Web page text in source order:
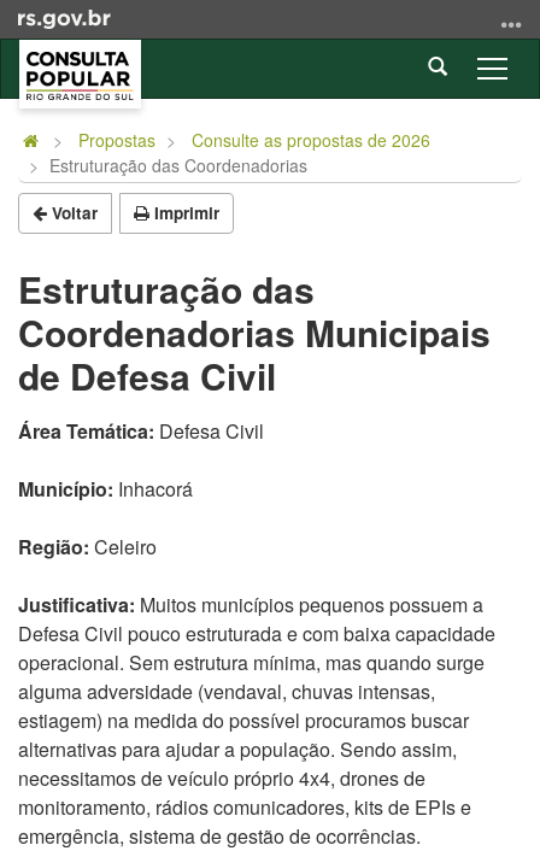
para
conteúdo
para
menu
para
busca
a
Abrir
a
Início
conteúdo
Propostas
Consulte as propostas de 2026
Estruturação das Coordenadorias
Voltar Imprimir
Estruturação das
Coordenadorias Municipais
de Defesa Civil
Área Temática: Defesa Civil
Município: Inhacorá
Região: Celeiro
Justificativa: Muitos municípios pequenos possuem a
Defesa Civil pouco estruturada e com baixa capacidade
operacional. Sem estrutura mínima, mas quando surge
alguma adversidade (vendaval, chuvas intensas,
estiagem) na medida do possível procuramos buscar
alternativas para ajudar a população. Sendo assim,
necessitamos de veículo próprio 4x4, drones de
monitoramento, rádios comunicadores, kits de EPIs e
emergência, sistema de gestão de ocorrências.